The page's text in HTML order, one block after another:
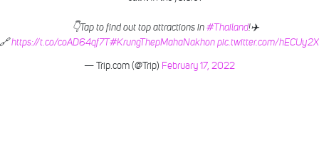
👇Tap to find out top attractions in #Thailand!✈️
https://t.co/coAD64qf7T #KrungThepMahaNakhon pic.twitter.com/
— Trip.com (@Trip) February 17, 2022